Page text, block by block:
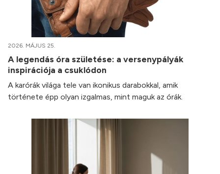
2026. MÁJUS 25.
A legendás óra születése: a versenypályák
inspirációja a csuklódon
A karórák világa tele van ikonikus darabokkal, amik
története épp olyan izgalmas, mint maguk az órák.